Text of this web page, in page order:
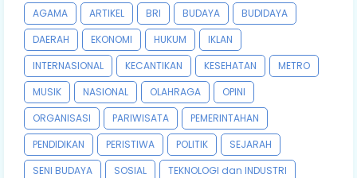
AGAMA ARTIKEL BRI BUDAYA
BUDIDAYA
DAERAH
EKONOMI HUKUM
IKLAN
INTERNASIONAL
KECANTIKAN KESEHATAN
METRO
MUSIK
NASIONAL OLAHRAGA
OPINI
ORGANISASI
PARIWISATA
PEMERINTAHAN
PENDIDIKAN
PERISTIWA POLITIK
SEJARAH
SENI BUDAYA
SOSIAL
TEKNOLOGI dan INDUSTRI